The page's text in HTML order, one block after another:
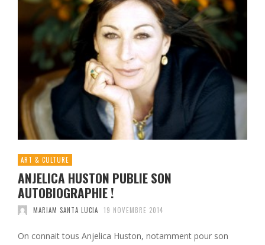
ART & CULTURE
ANJELICA HUSTON PUBLIE SON
AUTOBIOGRAPHIE !
MARIAM SANTA LUCIA 19 NOVEMBRE 2014
On connait tous Anjelica Huston, notamment pour son